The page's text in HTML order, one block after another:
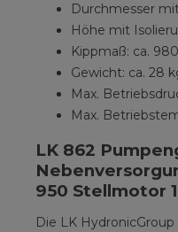
Durchmesser
Höhe mit
Kippmaß: ca.
Gewicht: ca. 28
Max.
Max.
LK 862
950 Stellmotor
Die LK